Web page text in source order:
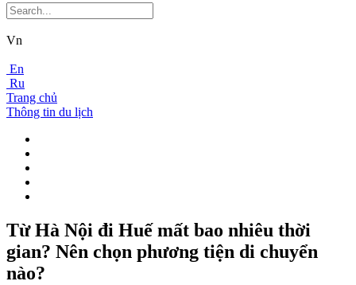
Vn
En
Ru
Trang chủ
Thông tin du lịch
Từ Hà Nội đi Huế mất bao nhiêu thời
gian? Nên chọn phương tiện di chuyển
nào?